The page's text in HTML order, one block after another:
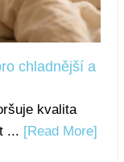
chladnější a
kvalita
... [Read More]